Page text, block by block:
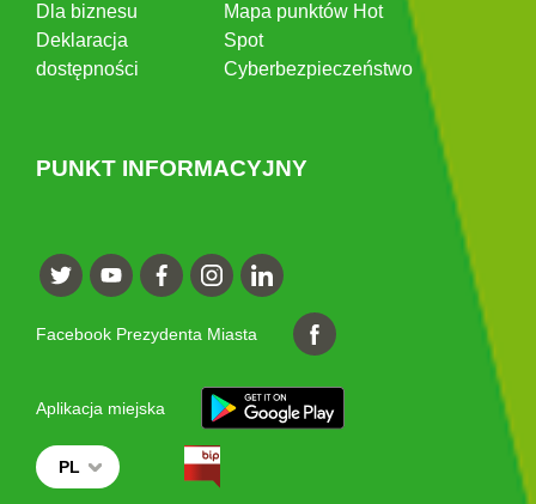
Dla biznesu
Deklaracja
dostępności
Mapa punktów Hot
Spot
Cyberbezpieczeństwo
PUNKT INFORMACYJNY
Facebook Prezydenta Miasta
Aplikacja miejska
PL